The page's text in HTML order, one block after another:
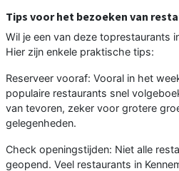
Tips voor het bezoeken van
Wil je een van deze toprestaurants
Hier zijn enkele praktische tips:
Reserveer vooraf: Vooral in het
populaire restaurants snel
van tevoren, zeker voor grotere
gelegenheden.
Check openingstijden: Niet alle
geopend. Veel restaurants in